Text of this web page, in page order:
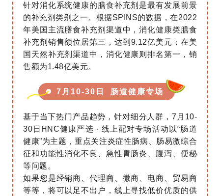
针对消化系统健康的膳食补充剂是最有发展前景
的补充剂类别之一。根据SPINS的数据，在2022
年美国主流膳食补充剂渠道中，消化健康类膳食
补充剂销售额位居第三，达到9.12亿美元；在美
国天然补充剂渠道中，消化健康则排名第一，销
售额为1.48亿美元。
7月10-30日 肠道健康专场
基于当下热门产品趋势，针对细分人群，7月10-
30日HNC健康严选 · 线上配对专场活动以“肠道
健康”为主题，重点关注炎症性肠病、肠易激综合
征和功能性消化不良、急性胃肠炎、腹泻、便秘
等问题。
如果您是经销商、代理商、微商、电商、贸易商
等等，将可以足不出户，线上寻找低价优质的供